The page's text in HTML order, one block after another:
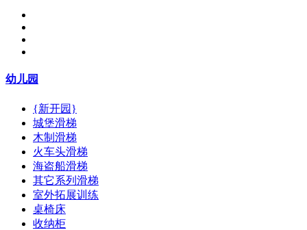
幼儿园
{新开园}
城堡滑梯
木制滑梯
火车头滑梯
海盗船滑梯
其它系列滑梯
室外拓展训练
桌椅床
收纳柜